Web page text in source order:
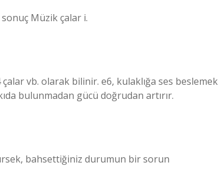
Müzik çalar i.
çalar vb. olarak bilinir. e6, kulaklığa ses beslemek
bulunmadan gücü doğrudan artırır.
bahsettiğiniz durumun bir sorun